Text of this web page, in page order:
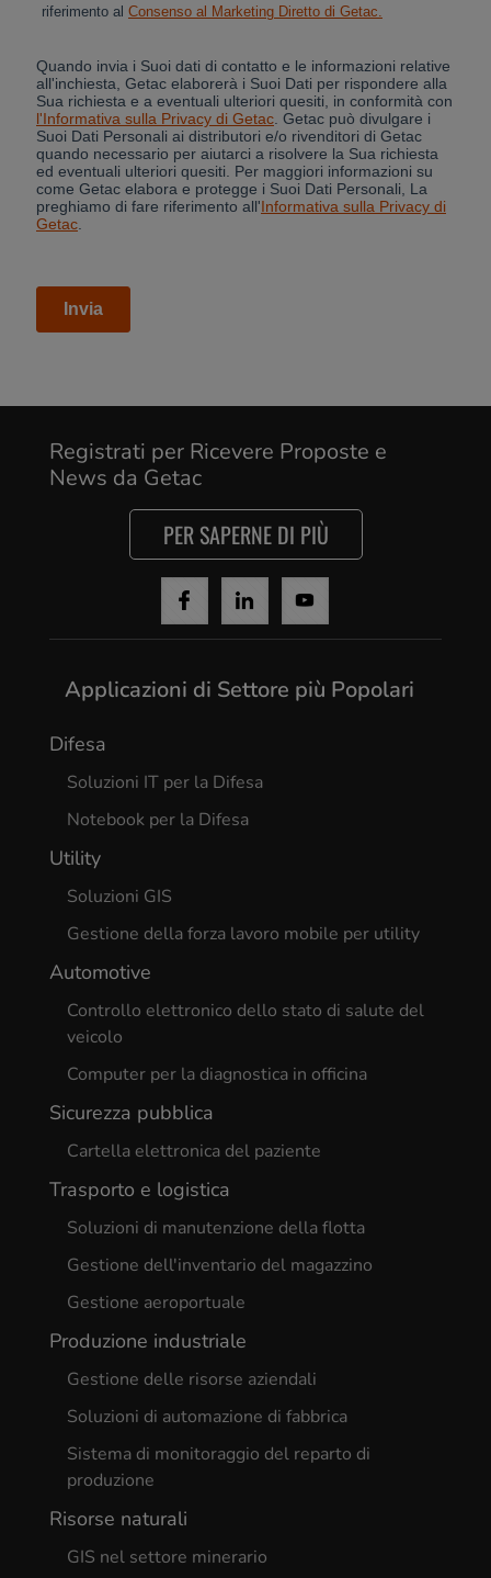
Registrati per Ricevere Proposte e
News da Getac
PER SAPERNE DI PIÙ
Applicazioni di Settore più Popolari
Difesa
Soluzioni IT per la Difesa
Notebook per la Difesa
Utility
Soluzioni GIS
Gestione della forza lavoro mobile per utility
Automotive
Controllo elettronico dello stato di salute del
veicolo
Computer per la diagnostica in officina
Sicurezza pubblica
Cartella elettronica del paziente
Trasporto e logistica
Soluzioni di manutenzione della flotta
Gestione dell'inventario del magazzino
Gestione aeroportuale
Produzione industriale
Gestione delle risorse aziendali
Soluzioni di automazione di fabbrica
Sistema di monitoraggio del reparto di
produzione
Risorse naturali
GIS nel settore minerario